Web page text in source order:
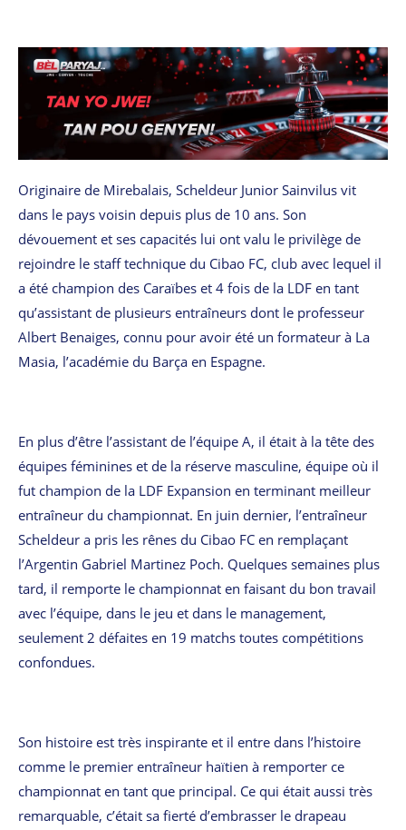
Originaire de Mirebalais, Scheldeur Junior Sainvilus vit
dans le pays voisin depuis plus de 10 ans. Son
dévouement et ses capacités lui ont valu le privilège de
rejoindre le staff technique du Cibao FC, club avec lequel il
a été champion des Caraïbes et 4 fois de la LDF en tant
qu’assistant de plusieurs entraîneurs dont le professeur
Albert Benaiges, connu pour avoir été un formateur à La
Masia, l’académie du Barça en Espagne.
En plus d’être l’assistant de l’équipe A, il était à la tête des
équipes féminines et de la réserve masculine, équipe où il
fut champion de la LDF Expansion en terminant meilleur
entraîneur du championnat. En juin dernier, l’entraîneur
Scheldeur a pris les rênes du Cibao FC en remplaçant
l’Argentin Gabriel Martinez Poch. Quelques semaines plus
tard, il remporte le championnat en faisant du bon travail
avec l’équipe, dans le jeu et dans le management,
seulement 2 défaites en 19 matchs toutes compétitions
confondues.
Son histoire est très inspirante et il entre dans l’histoire
comme le premier entraîneur haïtien à remporter ce
championnat en tant que principal. Ce qui était aussi très
remarquable, c’était sa fierté d’embrasser le drapeau